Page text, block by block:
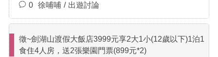
0
徐哺哺 出遊討論
徵~劍湖山渡假大飯店3999元享2大1小(12歲以下)1泊1
食住4人房，送2張樂園門票(899元*2)